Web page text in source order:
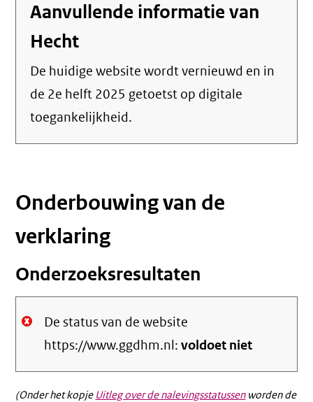
Aanvullende informatie van
Hecht
De huidige website wordt vernieuwd en in
de 2e helft 2025 getoetst op digitale
toegankelijkheid.
Onderbouwing van de
verklaring
Onderzoeksresultaten
De status van de website
https://www.ggdhm.nl:voldoet niet
(Onder het kopje Uitleg over de nalevingsstatussenworden de